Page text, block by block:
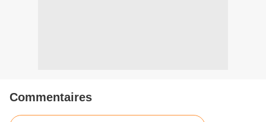
Commentaires